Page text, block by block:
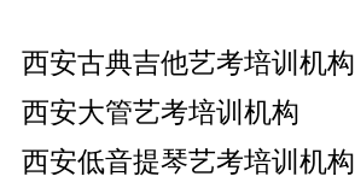
西安古典吉他艺考培训机构
西安大管艺考培训机构
西安低音提琴艺考培训机构